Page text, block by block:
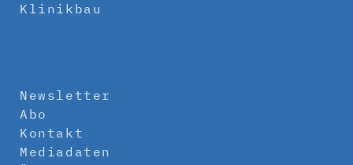
Klinikbau
Newsletter
Abo
Kontakt
Mediadaten